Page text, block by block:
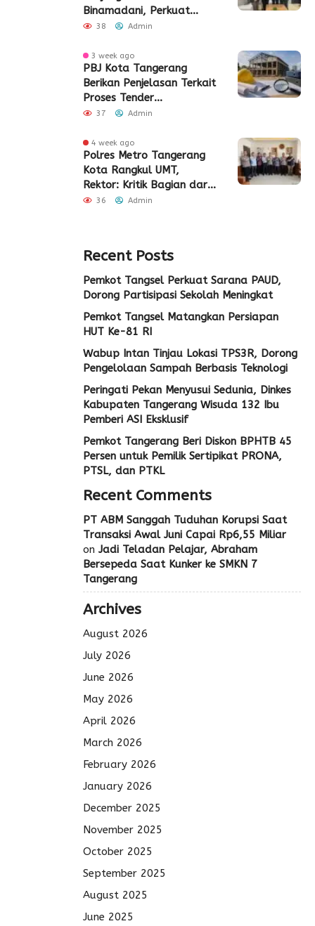
Binamadani, Perkuat
Sinergi Bangun SDM Kota
38 Admin
3 week ago
PBJ Kota Tangerang
Berikan Penjelasan Terkait
Proses Tender
Pembangunan Eks Pabrik
37 Admin
4 week ago
Polres Metro Tangerang
Kota Rangkul UMT,
Rektor: Kritik Bagian dari
Demokrasi
36 Admin
Recent Posts
Pemkot Tangsel Perkuat Sarana PAUD,
Dorong Partisipasi Sekolah Meningkat
Pemkot Tangsel Matangkan Persiapan
HUT Ke-81 RI
Wabup Intan Tinjau Lokasi TPS3R, Dorong
Pengelolaan Sampah Berbasis Teknologi
Peringati Pekan Menyusui Sedunia, Dinkes
Kabupaten Tangerang Wisuda 132 Ibu
Pemberi ASI Eksklusif
Pemkot Tangerang Beri Diskon BPHTB 45
Persen untuk Pemilik Sertipikat PRONA,
PTSL, dan PTKL
Recent Comments
PT ABM Sanggah Tuduhan Korupsi Saat
Transaksi Awal Juni Capai Rp6,55 Miliar
on Jadi Teladan Pelajar, Abraham
Bersepeda Saat Kunker ke SMKN 7
Tangerang
Archives
August 2026
July 2026
June 2026
May 2026
April 2026
March 2026
February 2026
January 2026
December 2025
November 2025
October 2025
September 2025
August 2025
June 2025